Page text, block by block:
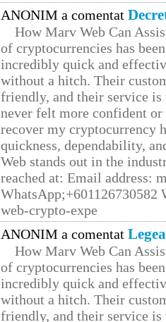
ANONIM a comentat
How Marv Web Can
of cryptocurrencies has
incredibly quick and
without a hitch. Their
friendly, and their service
never felt more confident
recover my cryptocurrency
quickness, dependability,
Web stands out in the
reached at: Email address:
web-crypto-expe
ANONIM a comentat
How Marv Web Can
of cryptocurrencies has
incredibly quick and
without a hitch. Their
friendly, and their service